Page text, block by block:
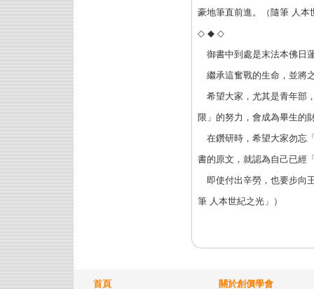
豪地筆直前進。（隨筆 人本
◇ ◆ ◇
御書中到處是末法本佛日
繼承這奮戰的生命，並將
希望大家，尤其是青年部
限」的努力，會成為畢生的
在鑽研時，希望大家勿忘
書的原文，就認為自己已經
即使付出辛勞，也要步向
筆 人本世紀之光」）
首頁 關於創價學會